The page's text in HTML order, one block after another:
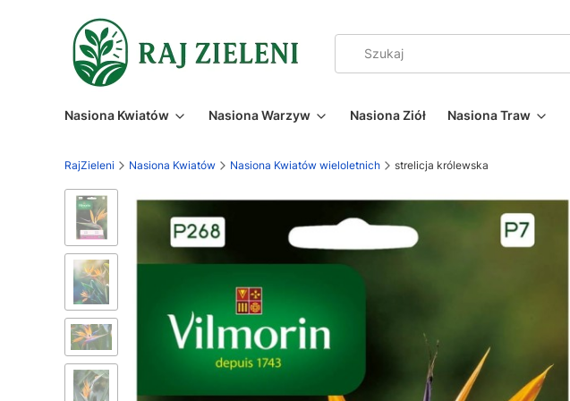
Nasiona Kwiatów Nasiona Warzyw Nasiona Ziół Nasiona Traw
RajZieleni Nasiona Kwiatów Nasiona Kwiatów wieloletnich strelicja królewska